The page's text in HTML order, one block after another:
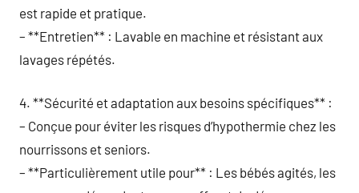
est rapide et pratique.
– **Entretien** : Lavable en machine et résistant aux
lavages répétés.
4. **Sécurité et adaptation aux besoins spécifiques** :
– Conçue pour éviter les risques d’hypothermie chez les
nourrissons et seniors.
– **Particulièrement utile pour** : Les bébés agités, les